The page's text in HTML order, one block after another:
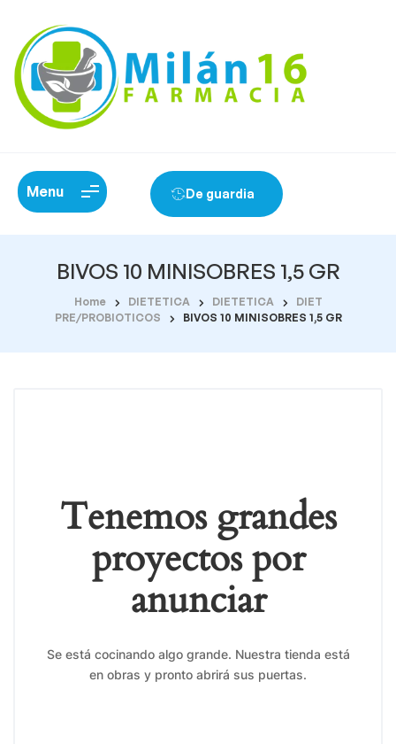
Menu De guardia
BIVOS 10 MINISOBRES 1,5 GR
Home DIETETICA DIETETICA
DIET
PRE/PROBIOTICOS
BIVOS 10 MINISOBRES 1,5 GR
Tenemos grandes
proyectos por
anunciar
Se está cocinando algo grande. Nuestra tienda está
en obras y pronto abrirá sus puertas.